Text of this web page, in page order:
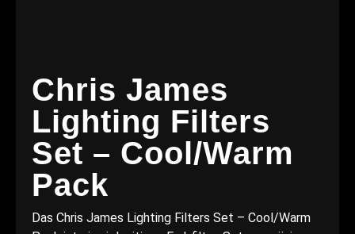
Chris James
Lighting Filters
Set – Cool/Warm
Pack
Das Chris James Lighting Filters Set – Cool/Warm